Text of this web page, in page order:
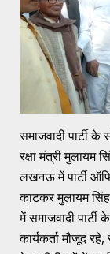
समाजवादी पार्टी
रक्षा मंत्री मुलायम
लखनऊ में पार्टी
काटकर मुलायम सिंह
में समाजवादी
कार्यकर्ता मौजूद